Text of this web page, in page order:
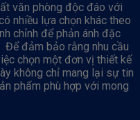
văn phòng độc đáo với
nhiều lựa chọn khác theo
chỉnh để phản ánh đặc
đảm bảo rằng nhu cầu
chọn một đơn vị thiết kế
không chỉ mang lại sự tin
phẩm phù hợp với mong